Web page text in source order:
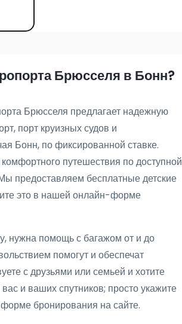
Брюсселя в Бонн?
Брюсселя предлагает надежную
порт круизных судов и
Бонн, по фиксированной ставке.
путешествия по доступной
предоставляем бесплатные детские
это в нашей онлайн-форме
нужна помощь с багажом от и до
помогут и обеспечат
с друзьями или семьей и хотите
и ваших спутников; просто укажите
бронирования на сайте.